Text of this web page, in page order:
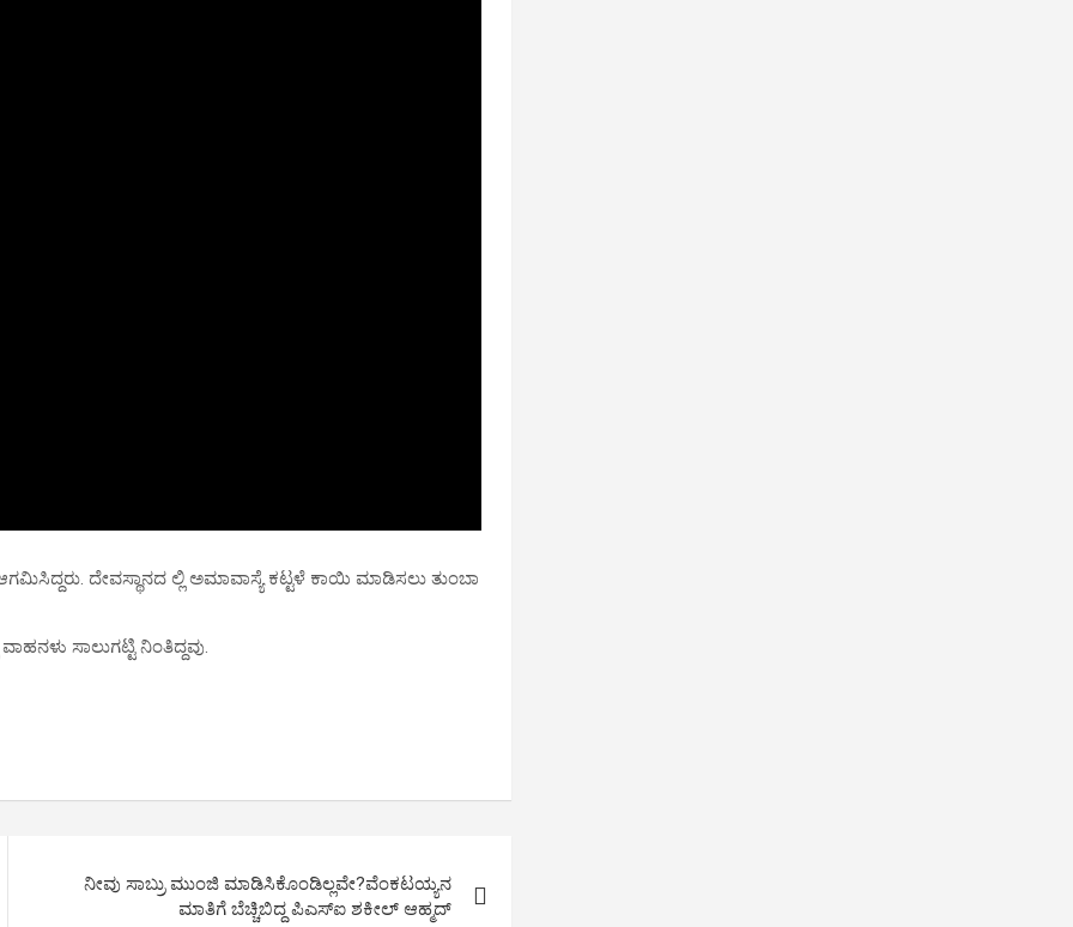
ದೇವಸ್ಥಾನದ ಲ್ಲಿ ಅಮಾವಾಸ್ಯೆ ಕಟ್ಟಳೆ ಕಾಯಿ ಮಾಡಿಸಲು ತುಂಬಾ
ಸಾಲುಗಟ್ಟಿ ನಿಂತಿದ್ದವು.
ನೀವು ಸಾಬ್ರು ಮುಂಜಿ ಮಾಡಿಸಿಕೊಂಡಿಲ್ಲವೇ?ವೆಂಕಟಯ್ಯನ
ಮಾತಿಗೆ ಬೆಚ್ಚಿಬಿದ್ದ ಪಿಎಸ್‍ಐ ಶಕೀಲ್ ಆಹ್ಮದ್